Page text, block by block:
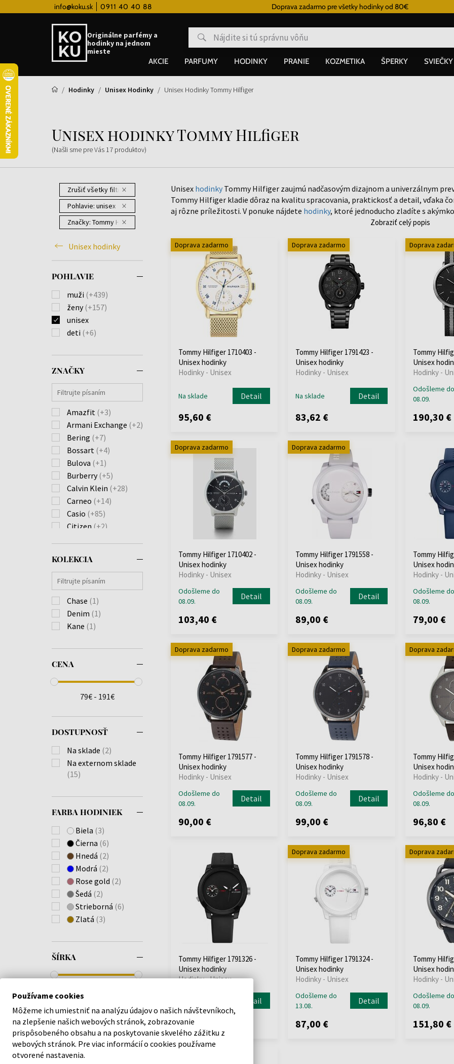
info@koku.sk 0911 40 40 88Vernostný systém Doprava zadarmo pre všetky hodinky od 80€
Originálne parfémy a
hodinky na jednom
mieste
AKCIE
PARFUMY HODINKY PRANIE KOZMETIKA ŠPERKY SVIEČKY
Hodinky Unisex Hodinky Unisex Hodinky Tommy Hilfiger
Unisex hodinky Tommy Hilfiger
(Našli sme pre Vás 17 produktov)
Zrušiť všetky filtre
Pohlavie: unisex
Značky: Tommy Hilfiger
Unisex hodinky
POHLAVIE
muži (+439)
ženy(+157)
unisex
deti (+6)
ZNAČKY
Amazfit (+3)
Armani Exchange (+2)
Bering (+7)
Bossart (+4)
Bulova (+1)
Burberry(+5)
Calvin Klein (+28)
Carneo (+14)
Casio (+85)
Citizen (+2)
Emporio Armani
Festina
(+9)
Forever(+3)
Garmin(+6)
Guess(+8)
Hammer
Ingersoll
Jacques Lemans(+6)
Maurice Lacroix(+4)
Michael Kors
Morellato(+7)
Nordgreen(+1)
OPS!SMART
PICTO(+87)
Plein Sport
Police(+5)
Rothenschild
Sector(+14)
Thomas Sabo(+2)
Tommy Hilfiger
Versace(+11)
Withings(+12)
Zeppelin(+3)
KOLEKCIA
Chase (1)
Denim (1)
Kane (1)
CENA
79€ - 191€
DOSTUPNOSŤ
Na sklade (2)
Na externom sklade
(15)
FARBA HODINIEK
Biela (3)
Čierna (6)
Hnedá (2)
Modrá (2)
Rose gold (2)
Šedá (2)
Strieborná (6)
Zlatá (3)
ŠÍRKA
FARBA REMIENKA
Unisex hodinky Tommy Hilfiger zaujmú nadčasovým dizajnom a univerzálnym
Tommy Hilfiger kladie dôraz na kvalitu spracovania, praktickosť a detail, vďaka
aj rôzne príležitosti. V ponuke nájdete hodinky, ktoré jednoducho zladíte s
Zobraziť celý popis
Doprava zadarmo
Tommy Hilfiger 1710403 -
Unisex hodinky
Hodinky - Unisex
Na sklade Detail
95,60 €
Doprava zadarmo
Tommy Hilfiger 1791423 -
Unisex hodinky
Hodinky - Unisex
Na sklade Detail
83,62 €
Doprava
Tommy
Unisex
Hodinky -
Odošleme do
08.09.
190,30 €
Doprava zadarmo
Tommy Hilfiger 1710402 -
Unisex hodinky
Hodinky - Unisex
Odošleme do
08.09.
Detail
103,40 €
Doprava zadarmo
Tommy Hilfiger 1791558 -
Unisex hodinky
Hodinky - Unisex
Odošleme do
08.09.
Detail
89,00 €
Tommy
Unisex
Hodinky -
Odošleme do
08.09.
79,00 €
Doprava zadarmo
Tommy Hilfiger 1791577 -
Unisex hodinky
Hodinky - Unisex
Odošleme do
08.09.
Detail
90,00 €
Doprava zadarmo
Tommy Hilfiger 1791578 -
Unisex hodinky
Hodinky - Unisex
Odošleme do
08.09.
Detail
99,00 €
Doprava
Tommy
Unisex
Hodinky -
Odošleme do
08.09.
96,80 €
Tommy Hilfiger 1791326 -
Unisex hodinky
Hodinky - Unisex
08.09.
Detail
79,00 €
Doprava zadarmo
Tommy Hilfiger 1791324 -
Unisex hodinky
Hodinky - Unisex
Odošleme do
13.08.
Detail
87,00 €
Doprava
Tommy
Unisex
Hodinky -
Odošleme do
08.09.
151,80 €
Používame cookies
Môžeme ich umiestniť na analýzu údajov o našich návštevníkoch,
na zlepšenie našich webových stránok, zobrazovanie
prispôsobeného obsahu a na poskytovanie skvelého zážitku z
webových stránok. Pre viac informácií o cookies používame
otvorené nastavenia.